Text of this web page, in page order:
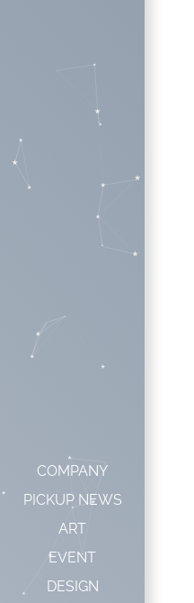
COMPANY
PICKUP NEWS
ART
EVENT
DESIGN